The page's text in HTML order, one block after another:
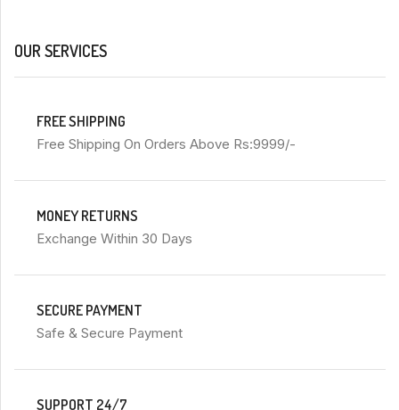
OUR SERVICES
FREE SHIPPING
Free Shipping On Orders Above Rs:9999/-
MONEY RETURNS
Exchange Within 30 Days
SECURE PAYMENT
Safe & Secure Payment
SUPPORT 24/7